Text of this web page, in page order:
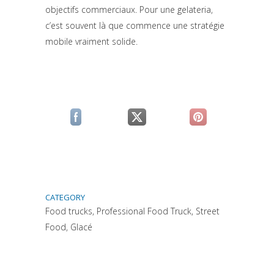
objectifs commerciaux. Pour une gelateria,
c’est souvent là que commence une stratégie
mobile vraiment solide.
(si apre in una nuova scheda)
(si apre in una nuova scheda)
(si apre in una
CATEGORY
Food trucks, Professional Food Truck, Street
Food, Glacé